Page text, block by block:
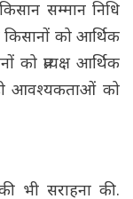
सम्मान निधि
को आर्थिक
को प्रत्यक्ष आर्थिक
आवश्यकताओं को
भी सराहना की.